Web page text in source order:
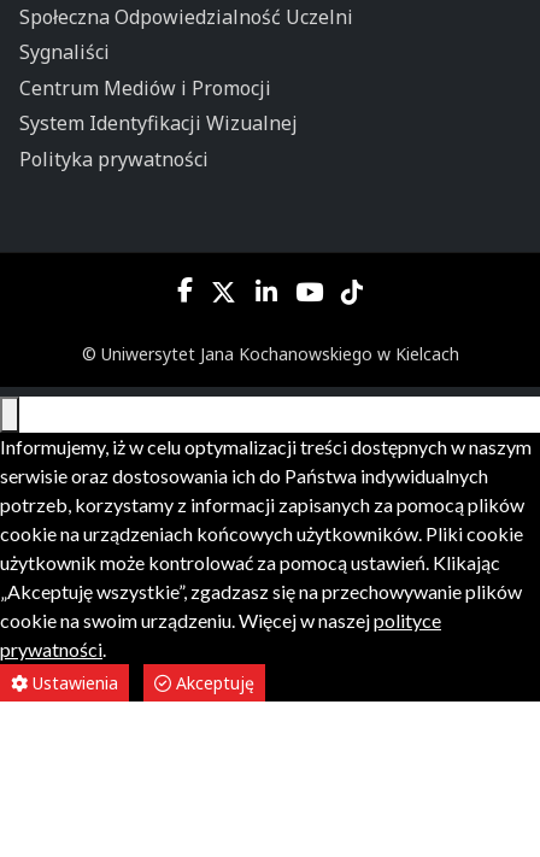
Społeczna Odpowiedzialność Uczelni
Sygnaliści
Centrum Mediów i Promocji
System Identyfikacji Wizualnej
Polityka prywatności
© Uniwersytet Jana Kochanowskiego w Kielcach
Informujemy, iż w celu optymalizacji treści dostępnych w naszym
serwisie oraz dostosowania ich do Państwa indywidualnych
potrzeb, korzystamy z informacji zapisanych za pomocą plików
cookie na urządzeniach końcowych użytkowników. Pliki cookie
użytkownik może kontrolować za pomocą ustawień. Klikając
„Akceptuję wszystkie”, zgadzasz się na przechowywanie plików
cookie na swoim urządzeniu. Więcej w naszejpolityce
prywatności.
Ustawienia
Akceptuję